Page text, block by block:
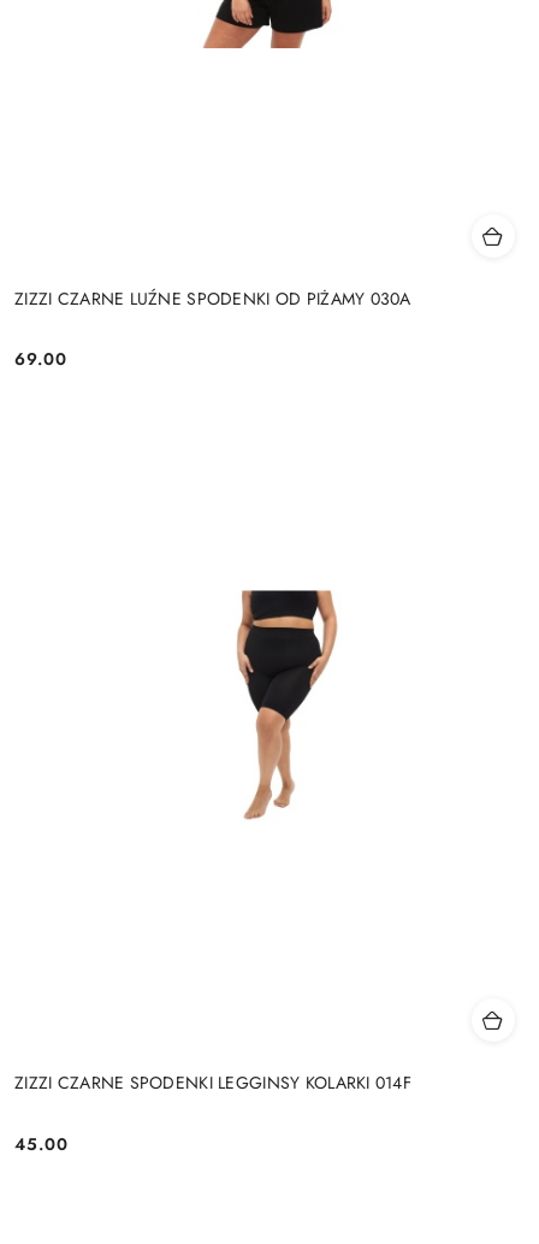
ZIZZI CZARNE LUŹNE SPODENKI OD PIŻAMY 030A
Cena:
69.00
ZIZZI CZARNE SPODENKI LEGGINSY KOLARKI 014F
Cena:
45.00